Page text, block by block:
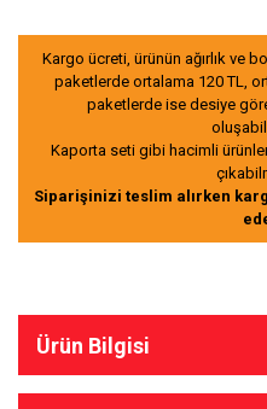
Kargo ücreti, ürünün ağırlık ve
paketlerde ortalama 120 TL,
paketlerde ise desiye
Kaporta seti gibi hacimli
Siparişinizi teslim alırken
Ürün Bilgisi